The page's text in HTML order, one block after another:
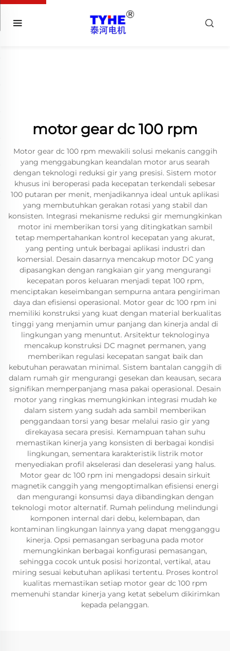
motor gear dc 100 rpm
Motor gear dc 100 rpm mewakili solusi mekanis canggih
yang menggabungkan keandalan motor arus searah
dengan teknologi reduksi gir yang presisi. Sistem motor
khusus ini beroperasi pada kecepatan terkendali sebesar
100 putaran per menit, menjadikannya ideal untuk aplikasi
yang membutuhkan gerakan rotasi yang stabil dan
konsisten. Integrasi mekanisme reduksi gir memungkinkan
motor ini memberikan torsi yang ditingkatkan sambil
tetap mempertahankan kontrol kecepatan yang akurat,
yang penting untuk berbagai aplikasi industri dan
komersial. Desain dasarnya mencakup motor DC yang
dipasangkan dengan rangkaian gir yang mengurangi
kecepatan poros keluaran menjadi tepat 100 rpm,
menciptakan keseimbangan sempurna antara pengiriman
daya dan efisiensi operasional. Motor gear dc 100 rpm ini
memiliki konstruksi yang kuat dengan material berkualitas
tinggi yang menjamin umur panjang dan kinerja andal di
lingkungan yang menuntut. Arsitektur teknologinya
mencakup konstruksi DC magnet permanen, yang
memberikan regulasi kecepatan sangat baik dan
kebutuhan perawatan minimal. Sistem bantalan canggih di
dalam rumah gir mengurangi gesekan dan keausan, secara
signifikan memperpanjang masa pakai operasional. Desain
motor yang ringkas memungkinkan integrasi mudah ke
dalam sistem yang sudah ada sambil memberikan
penggandaan torsi yang besar melalui rasio gir yang
direkayasa secara presisi. Kemampuan tahan suhu
memastikan kinerja yang konsisten di berbagai kondisi
lingkungan, sementara karakteristik listrik motor
menyediakan profil akselerasi dan deselerasi yang halus.
Motor gear dc 100 rpm ini mengadopsi desain sirkuit
magnetik canggih yang mengoptimalkan efisiensi energi
dan mengurangi konsumsi daya dibandingkan dengan
teknologi motor alternatif. Rumah pelindung melindungi
komponen internal dari debu, kelembapan, dan
kontaminan lingkungan lainnya yang dapat mengganggu
kinerja. Opsi pemasangan serbaguna pada motor
memungkinkan berbagai konfigurasi pemasangan,
sehingga cocok untuk posisi horizontal, vertikal, atau
miring sesuai kebutuhan aplikasi tertentu. Proses kontrol
kualitas memastikan setiap motor gear dc 100 rpm
memenuhi standar kinerja yang ketat sebelum dikirimkan
kepada pelanggan.